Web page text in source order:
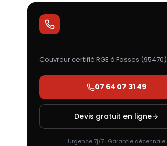
Couvreur certifié RGE à Fosses (95470)
07 64 07 31 49
Devis gratuit en ligne
Urgence 7j/7 · Garantie décennale